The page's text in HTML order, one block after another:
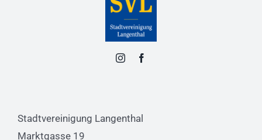
Stadtvereinigung Langenthal
Marktgasse 19